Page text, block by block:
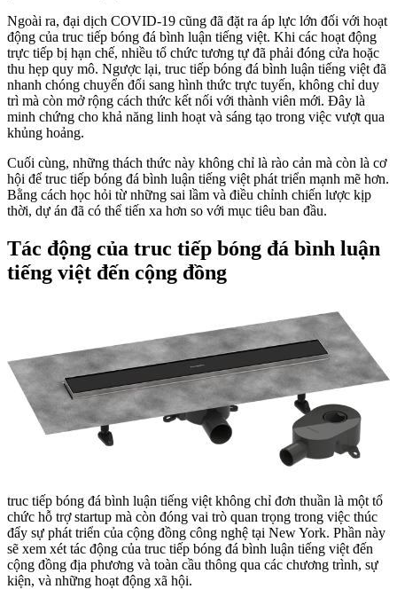
Ngoài ra, đại dịch COVID-19 cũng đã đặt ra áp lực lớn đối với hoạt
động của truc tiếp bóng đá bình luận tiếng việt. Khi các hoạt động
trực tiếp bị hạn chế, nhiều tổ chức tương tự đã phải đóng cửa hoặc
thu hẹp quy mô. Ngược lại, truc tiếp bóng đá bình luận tiếng việt đã
nhanh chóng chuyển đổi sang hình thức trực tuyến, không chỉ duy
trì mà còn mở rộng cách thức kết nối với thành viên mới. Đây là
minh chứng cho khả năng linh hoạt và sáng tạo trong việc vượt qua
khủng hoảng.
Cuối cùng, những thách thức này không chỉ là rào cản mà còn là cơ
hội để truc tiếp bóng đá bình luận tiếng việt phát triển mạnh mẽ hơn.
Bằng cách học hỏi từ những sai lầm và điều chỉnh chiến lược kịp
thời, dự án đã có thể tiến xa hơn so với mục tiêu ban đầu.
Tác động của truc tiếp bóng đá bình luận
tiếng việt đến cộng đồng
truc tiếp bóng đá bình luận tiếng việt không chỉ đơn thuần là một tổ
chức hỗ trợ startup mà còn đóng vai trò quan trọng trong việc thúc
đẩy sự phát triển của cộng đồng công nghệ tại New York. Phần này
sẽ xem xét tác động của truc tiếp bóng đá bình luận tiếng việt đến
cộng đồng địa phương và toàn cầu thông qua các chương trình, sự
kiện, và những hoạt động xã hội.